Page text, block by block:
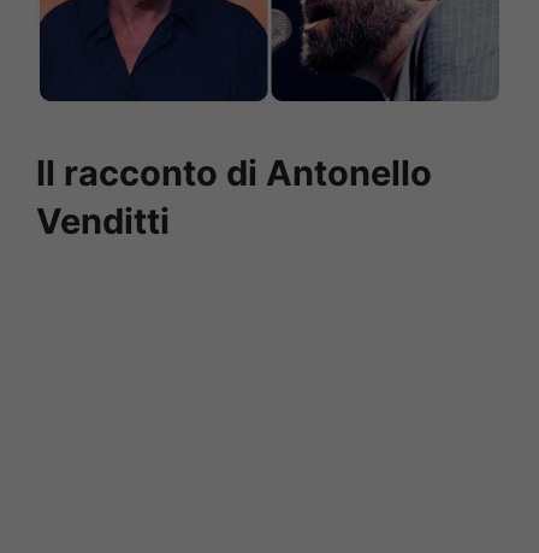
Il racconto di Antonello
Venditti